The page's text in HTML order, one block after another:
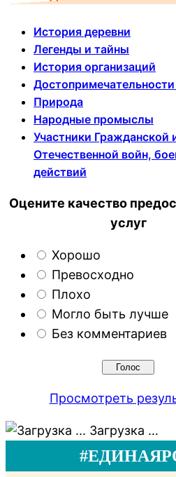
История деревни
Легенды и тайны
История организаций
Природа
Народные промыслы
Участники Гражданской
Отечественной войн,
действий
Оцените качество
услуг
Хорошо
Превосходно
Плохо
Могло быть лучше
Без комментариев
Просмотреть
Загрузка …